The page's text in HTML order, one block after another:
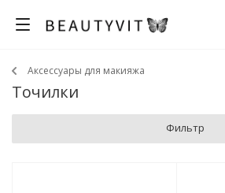
Аксессуары для макияжа
Точилки
Фильтр